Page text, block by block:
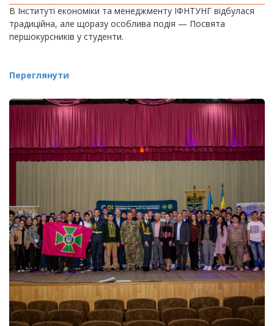
В Інституті економіки та менеджменту ІФНТУНГ відбулася
традиційна, але щоразу особлива подія — Посвята
першокурсників у студенти.
Переглянути